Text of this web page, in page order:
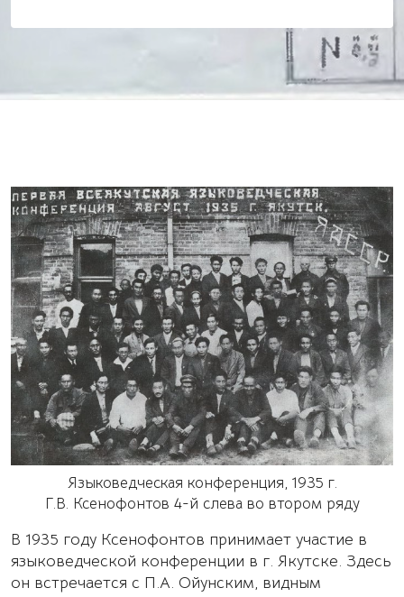
Языковедческая конференция, 1935 г.
Г.В. Ксенофонтов 4-й слева во втором ряду
В 1935 году Ксенофонтов принимает участие в
языковедческой конференции в г. Якутске. Здесь
он встречается с П.А. Ойунским, видным